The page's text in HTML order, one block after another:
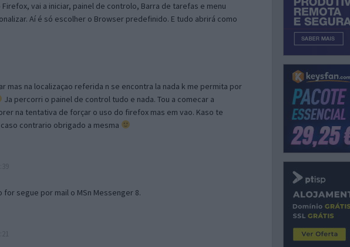
vai a iniciar, painel de controlo, Barra de tarefas e menu
Aí é só escolher o Browser predefinido. E tudo abrirá como
mas na localizaçao referida n se encontra la nada k me permita por
Ja percorri o painel de control tudo e nada. Tou a comecar a
na tentativa de forçar o uso do firefox mas em vao. Kaso te
contrario obrigado a mesma
for segue por mail o MSn Messenger 8.